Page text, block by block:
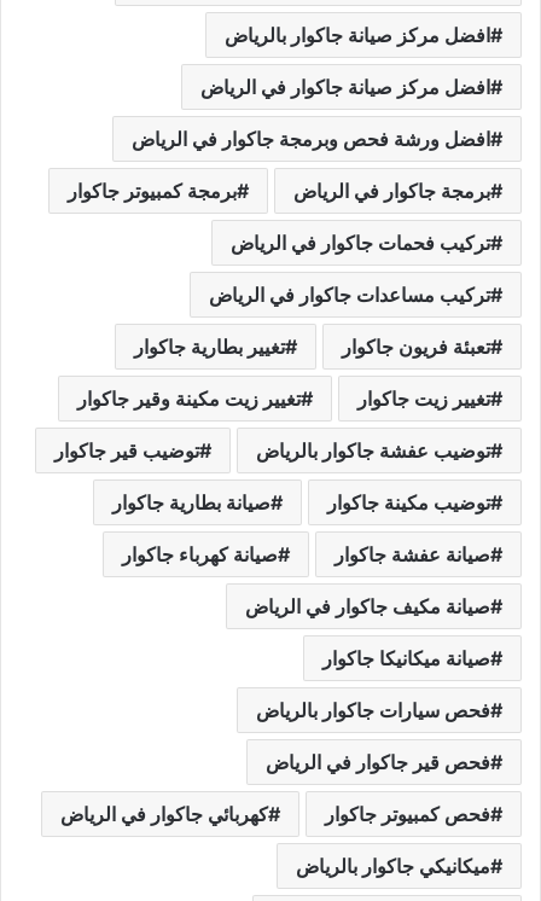
افضل مركز صيانة جاكوار بالرياض
افضل مركز صيانة جاكوار في الرياض
افضل ورشة فحص وبرمجة جاكوار في الرياض
برمجة جاكوار في الرياض برمجة كمبيوتر جاكوار
تركيب فحمات جاكوار في الرياض
تركيب مساعدات جاكوار في الرياض
تعبئة فريون جاكوار تغيير بطارية جاكوار
تغيير زيت جاكوار تغيير زيت مكينة وقير جاكوار
توضيب عفشة جاكوار بالرياض توضيب قير جاكوار
توضيب مكينة جاكوار صيانة بطارية جاكوار
صيانة عفشة جاكوار صيانة كهرباء جاكوار
صيانة مكيف جاكوار في الرياض
صيانة ميكانيكا جاكوار
فحص سيارات جاكوار بالرياض
فحص قير جاكوار في الرياض
فحص كمبيوتر جاكوار كهربائي جاكوار في الرياض
ميكانيكي جاكوار بالرياض